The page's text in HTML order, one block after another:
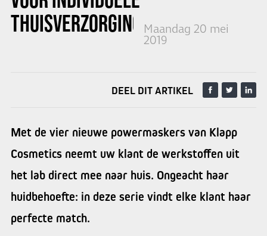
THUISVERZORGING
Maandag 20 mei
2019
DEEL DIT ARTIKEL
Met de vier nieuwe powermaskers van Klapp
Cosmetics neemt uw klant de werkstoffen uit
het lab direct mee naar huis. Ongeacht haar
huidbehoefte: in deze serie vindt elke klant haar
perfecte match.